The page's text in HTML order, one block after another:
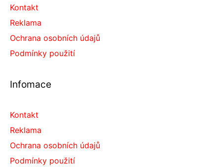
Kontakt
Reklama
Ochrana osobních údajů
Podmínky použití
Infomace
Kontakt
Reklama
Ochrana osobních údajů
Podmínky použití